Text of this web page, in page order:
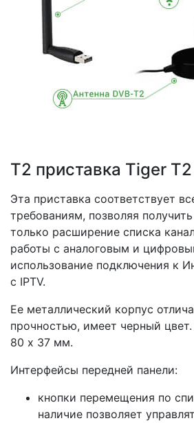
Т2 приставка Tiger
Эта приставка соответствует
требованиям, позволяя
только расширение списка
работы с аналоговым и
использование подключения к
с IPTV.
Ее металлический корпус
прочностью, имеет черный
80 х 37 мм.
Интерфейсы передней панели:
кнопки перемещения по
наличие позволяет